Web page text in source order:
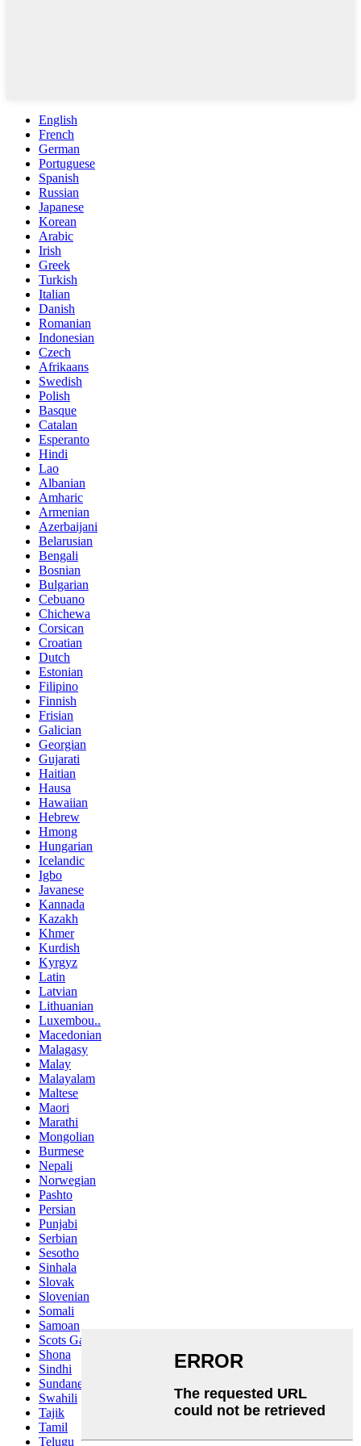
English
French
German
Portuguese
Spanish
Russian
Japanese
Korean
Arabic
Irish
Greek
Turkish
Italian
Danish
Romanian
Indonesian
Czech
Afrikaans
Swedish
Polish
Basque
Catalan
Esperanto
Hindi
Lao
Albanian
Amharic
Armenian
Azerbaijani
Belarusian
Bengali
Bosnian
Bulgarian
Cebuano
Chichewa
Corsican
Croatian
Dutch
Estonian
Filipino
Finnish
Frisian
Galician
Georgian
Gujarati
Haitian
Hausa
Hawaiian
Hebrew
Hmong
Hungarian
Icelandic
Igbo
Javanese
Kannada
Kazakh
Khmer
Kurdish
Kyrgyz
Latin
Latvian
Lithuanian
Luxembou..
Macedonian
Malagasy
Malay
Malayalam
Maltese
Maori
Marathi
Mongolian
Burmese
Nepali
Norwegian
Pashto
Persian
Punjabi
Serbian
Sesotho
Sinhala
Slovak
Slovenian
Somali
Samoan
Scots Gaelic
Shona
Sindhi
Sundanese
Swahili
Tajik
Tamil
Telugu